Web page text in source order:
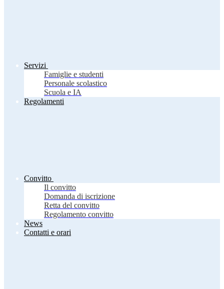
Servizi
Famiglie e studenti
Personale scolastico
Scuola e IA
Regolamenti
Convitto
Il convitto
Domanda di iscrizione
Retta del convitto
Regolamento convitto
News
Contatti e orari